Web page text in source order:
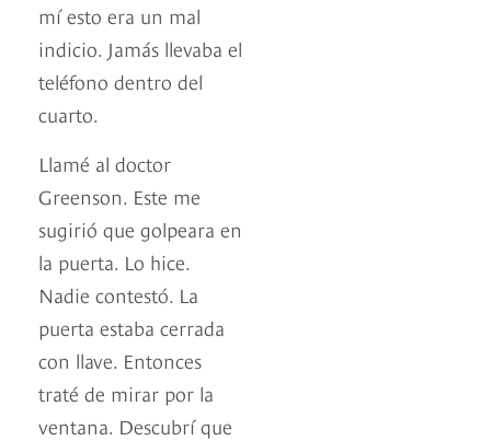
mí esto era un mal
indicio. Jamás llevaba el
teléfono dentro del
cuarto.
Llamé al doctor
Greenson. Este me
sugirió que golpeara en
la puerta. Lo hice.
Nadie contestó. La
puerta estaba cerrada
con llave. Entonces
traté de mirar por la
ventana. Descubrí que